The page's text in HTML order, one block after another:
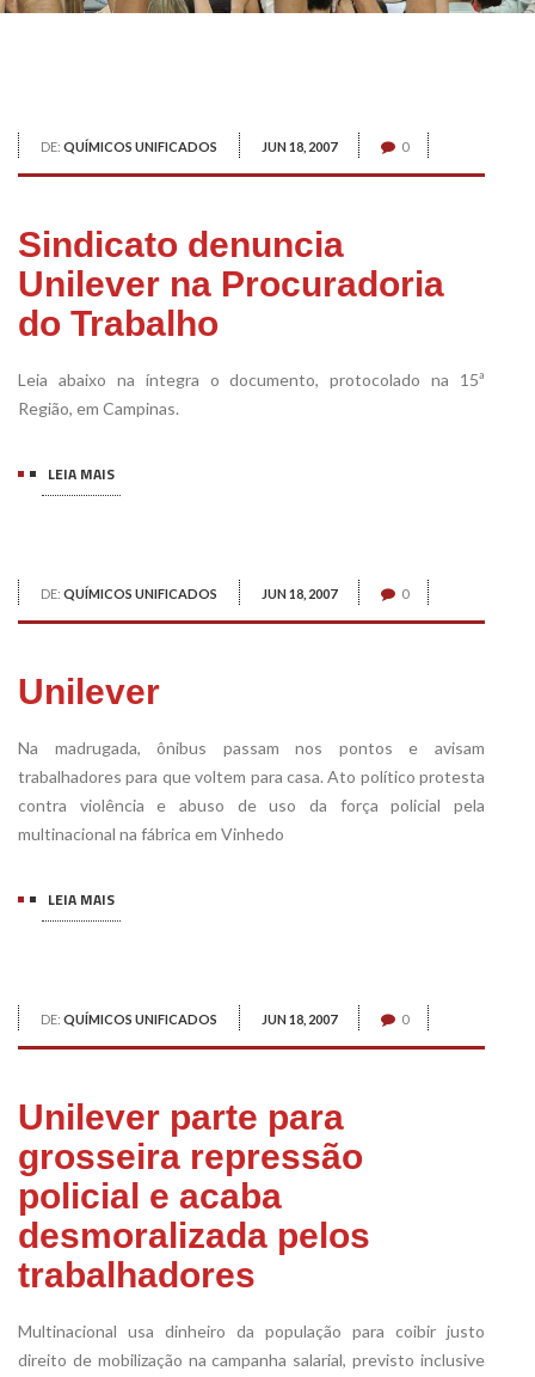
DE: QUÍMICOS UNIFICADOS JUN 18, 2007 0
Sindicato denuncia
Unilever na Procuradoria
do Trabalho
Leia abaixo na íntegra o documento, protocolado na 15ª
Região, em Campinas.
LEIA MAIS
DE: QUÍMICOS UNIFICADOS JUN 18, 2007 0
Unilever
Na madrugada, ônibus passam nos pontos e avisam
trabalhadores para que voltem para casa. Ato político protesta
contra violência e abuso de uso da força policial pela
multinacional na fábrica em Vinhedo
LEIA MAIS
DE: QUÍMICOS UNIFICADOS JUN 18, 2007 0
Unilever parte para
grosseira repressão
policial e acaba
desmoralizada pelos
trabalhadores
Multinacional usa dinheiro da população para coibir justo
direito de mobilização na campanha salarial, previsto inclusive